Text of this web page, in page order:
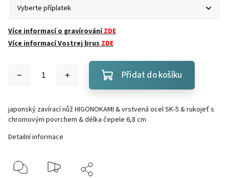
Více informací o gravírováníZDE
Více informací Vostrej brusZDE
Přidat do košíku
japonský zavírací nůž HIGONOKAMI & vrstvená ocel SK-5 & rukojeť s
chromovým povrchem & délka čepele 6,8 cm
Detailní informace